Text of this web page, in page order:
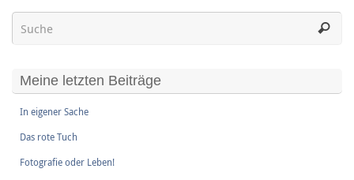
Meine letzten Beiträge
In eigener Sache
Das rote Tuch
Fotografie oder Leben!